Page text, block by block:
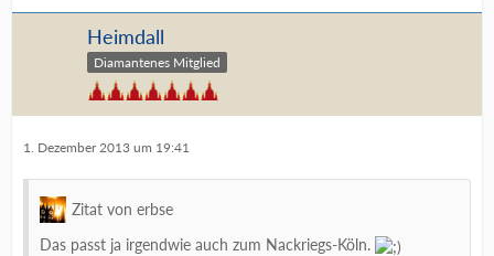
Heimdall
Diamantenes Mitglied
1. Dezember 2013 um 19:41
Zitat von erbse
Das passt ja irgendwie auch zum Nackriegs-Köln.